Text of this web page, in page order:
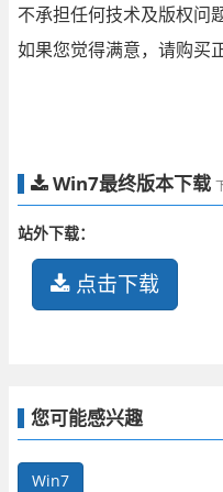
不承担任何技术及版权问
如果您觉得满意，请购买正
Win7最终版本下载
站外下载：
点击下载
您可能感兴趣
Win7